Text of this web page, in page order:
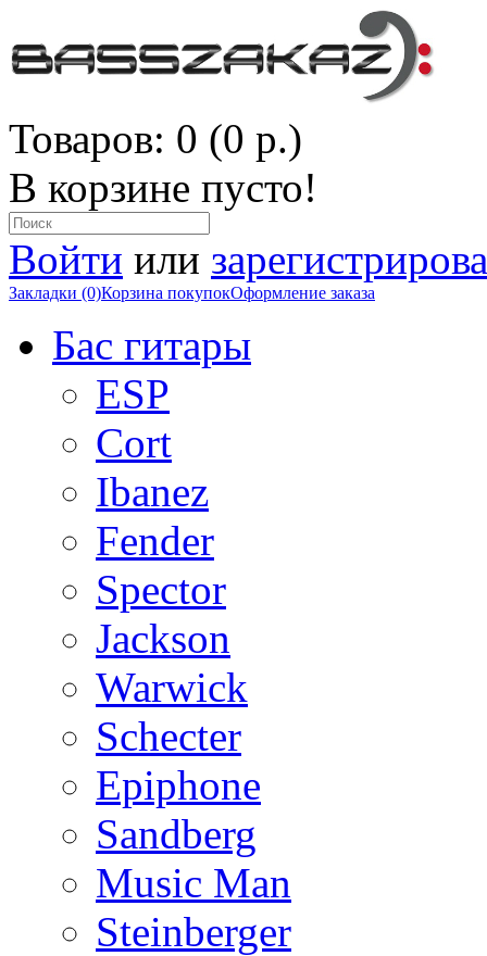
Товаров: 0 (0 р.)
В корзине пусто!
Войти или
Закладки (0)Корзина покупокОформление заказа
Бас гитары
ESP
Cort
Ibanez
Fender
Spector
Jackson
Warwick
Schecter
Epiphone
Sandberg
Music Man
Steinberger